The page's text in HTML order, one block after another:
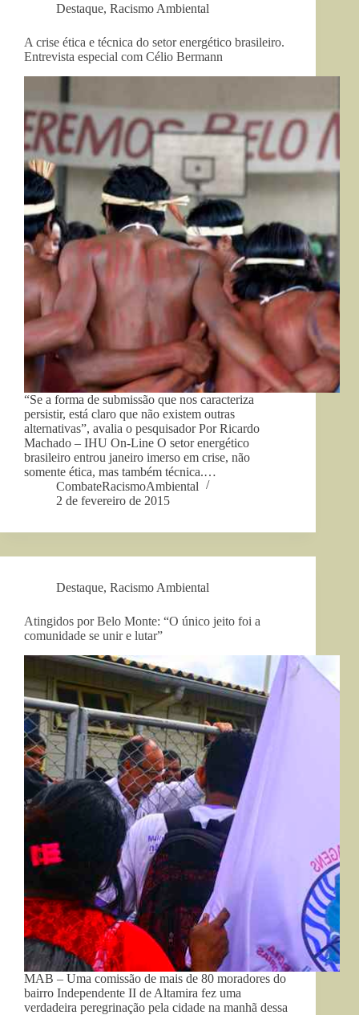
Destaque, Racismo Ambiental
A crise ética e técnica do setor energético brasileiro.
Entrevista especial com Célio Bermann
“Se a forma de submissão que nos caracteriza
persistir, está claro que não existem outras
alternativas”, avalia o pesquisador Por Ricardo
Machado – IHU On-Line O setor energético
brasileiro entrou janeiro imerso em crise, não
somente ética, mas também técnica.…
CombateRacismoAmbiental
2 de fevereiro de 2015
Destaque, Racismo Ambiental
Atingidos por Belo Monte: “O único jeito foi a
comunidade se unir e lutar”
MAB – Uma comissão de mais de 80 moradores do
bairro Independente II de Altamira fez uma
verdadeira peregrinação pela cidade na manhã dessa